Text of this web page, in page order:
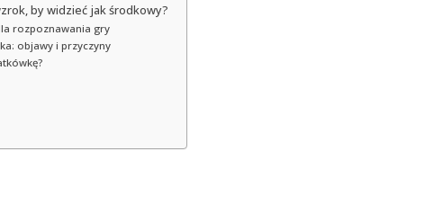
by widzieć jak środkowy?
rozpoznawania gry
objawy i przyczyny